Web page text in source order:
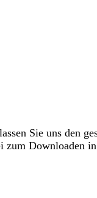
Sie uns den
zum Downloaden